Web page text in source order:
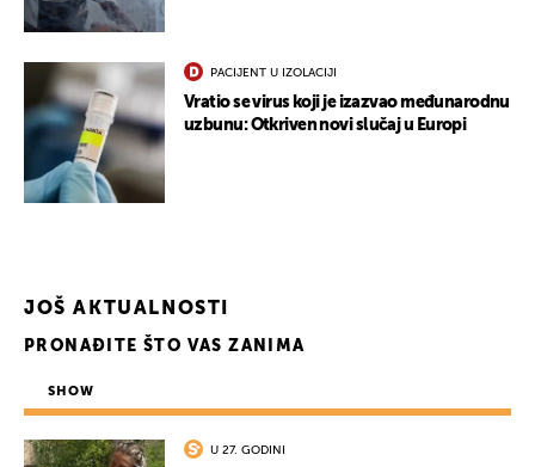
PACIJENT U IZOLACIJI
Vratio se virus koji je izazvao međunarodnu
uzbunu: Otkriven novi slučaj u Europi
JOŠ AKTUALNOSTI
PRONAĐITE ŠTO VAS ZANIMA
SHOW
U 27. GODINI